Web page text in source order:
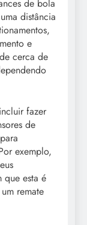
de bola
distância
e
cerca de
fazer
de
exemplo,
que esta é
remate